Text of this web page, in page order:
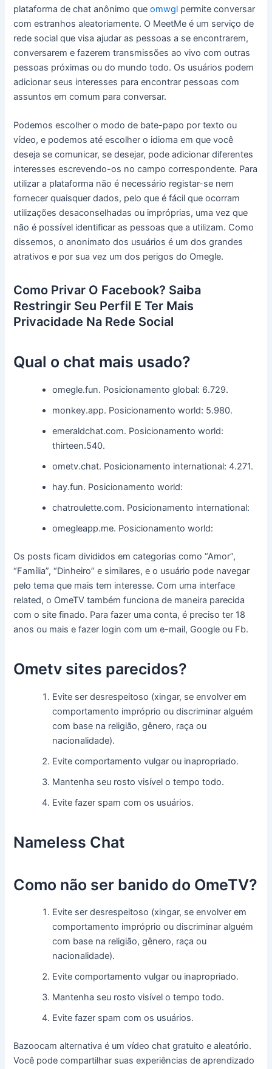
plataforma de chat anônimo queomwgl permite conversar
com estranhos aleatoriamente. O MeetMe é um serviço de
rede social que visa ajudar as pessoas a se encontrarem,
conversarem e fazerem transmissões ao vivo com outras
pessoas próximas ou do mundo todo. Os usuários podem
adicionar seus interesses para encontrar pessoas com
assuntos em comum para conversar.
Podemos escolher o modo de bate-papo por texto ou
vídeo, e podemos até escolher o idioma em que você
deseja se comunicar, se desejar, pode adicionar diferentes
interesses escrevendo-os no campo correspondente. Para
utilizar a plataforma não é necessário registar-se nem
fornecer quaisquer dados, pelo que é fácil que ocorram
utilizações desaconselhadas ou impróprias, uma vez que
não é possível identificar as pessoas que a utilizam. Como
dissemos, o anonimato dos usuários é um dos grandes
atrativos e por sua vez um dos perigos do Omegle.
Como Privar O Facebook? Saiba
Restringir Seu Perfil E Ter Mais
Privacidade Na Rede Social
Qual o chat mais usado?
omegle.fun. Posicionamento global: 6.729.
monkey.app. Posicionamento world: 5.980.
emeraldchat.com. Posicionamento world:
thirteen.540.
ometv.chat. Posicionamento international: 4.271.
hay.fun. Posicionamento world:
chatroulette.com. Posicionamento international:
omegleapp.me. Posicionamento world:
Os posts ficam divididos em categorias como “Amor”,
“Família”, “Dinheiro” e similares, e o usuário pode navegar
pelo tema que mais tem interesse. Com uma interface
related, o OmeTV também funciona de maneira parecida
com o site finado. Para fazer uma conta, é preciso ter 18
anos ou mais e fazer login com um e-mail, Google ou Fb.
Ometv sites parecidos?
Evite ser desrespeitoso (xingar, se envolver em
comportamento impróprio ou discriminar alguém
com base na religião, gênero, raça ou
nacionalidade).
Evite comportamento vulgar ou inapropriado.
Mantenha seu rosto visível o tempo todo.
Evite fazer spam com os usuários.
Nameless Chat
Como não ser banido do OmeTV?
Evite ser desrespeitoso (xingar, se envolver em
comportamento impróprio ou discriminar alguém
com base na religião, gênero, raça ou
nacionalidade).
Evite comportamento vulgar ou inapropriado.
Mantenha seu rosto visível o tempo todo.
Evite fazer spam com os usuários.
Bazoocam alternativa é um vídeo chat gratuito e aleatório.
Você pode compartilhar suas experiências de aprendizado